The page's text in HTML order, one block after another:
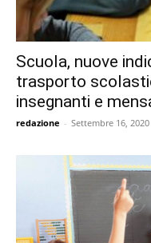
Scuola, nuove
trasporto
insegnanti e
redazione - Settembre 16, 2020